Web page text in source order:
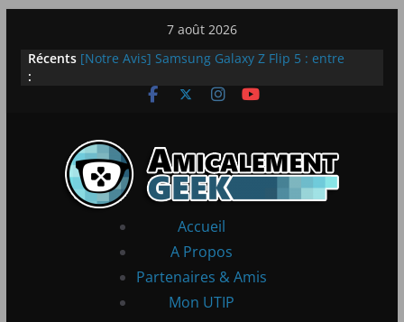
contenu
7 août 2026
Récents
:
[Notre Avis] Samsung Galaxy Z Flip 5 : entre
[PS5] New World Aeternum [Notre Avis]
LEGO dévoile la LEGO Technic McLaren P1
Accueil
A Propos
Partenaires & Amis
Mon UTIP